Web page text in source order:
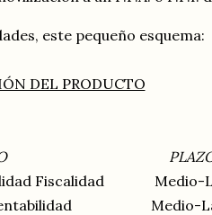
este pequeño esquema:
DEL PRODUCTO
Fiscalidad Medio-
Medio-